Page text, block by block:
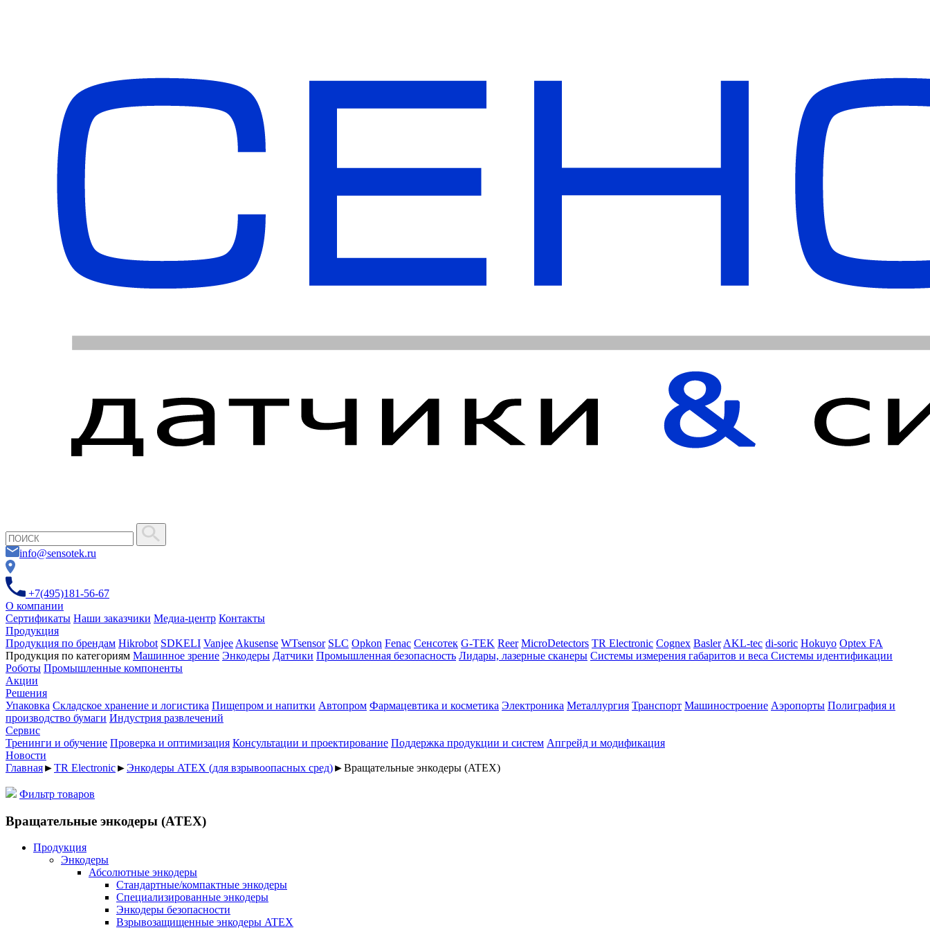
info@sensotek.ru
+7(495)181-56-67
О компании
Сертификаты Наши заказчики Медиа-центр Контакты
Продукция
Продукция по брендам Hikrobot SDKELI Vanjee Akusense WTsensor SLC Opkon Fenac Сенсотек G-TEK Reer MicroDetectors TR Electronic Cognex Basler AKL-tec di-soric Hokuyo Optex FA
Продукция по категориям Машинное зрение Энкодеры Датчики Промышленная безопасность Лидары, лазерные сканеры Системы измерения габаритов и веса Системы идентификации
Роботы Промышленные компоненты
Акции
Решения
Упаковка Складское хранение и логистика Пищепром и напитки Автопром Фармацевтика и косметика Электроника Металлургия Транспорт Машиностроение Аэропорты Полиграфия и
производство бумаги Индустрия развлечений
Сервис
Тренинги и обучение Проверка и оптимизация Консультации и проектирование Поддержка продукции и систем Апгрейд и модификация
Новости
Главная►TR Electronic►Энкодеры ATEX (для взрывоопасных сред)►Вращательные энкодеры (ATEX)
Фильтр товаров
Вращательные энкодеры (ATEX)
Продукция
Энкодеры
Абсолютные энкодеры
Стандартные/компактные энкодеры
Специализированные энкодеры
Энкодеры безопасности
Взрывозащищенные энкодеры ATEX